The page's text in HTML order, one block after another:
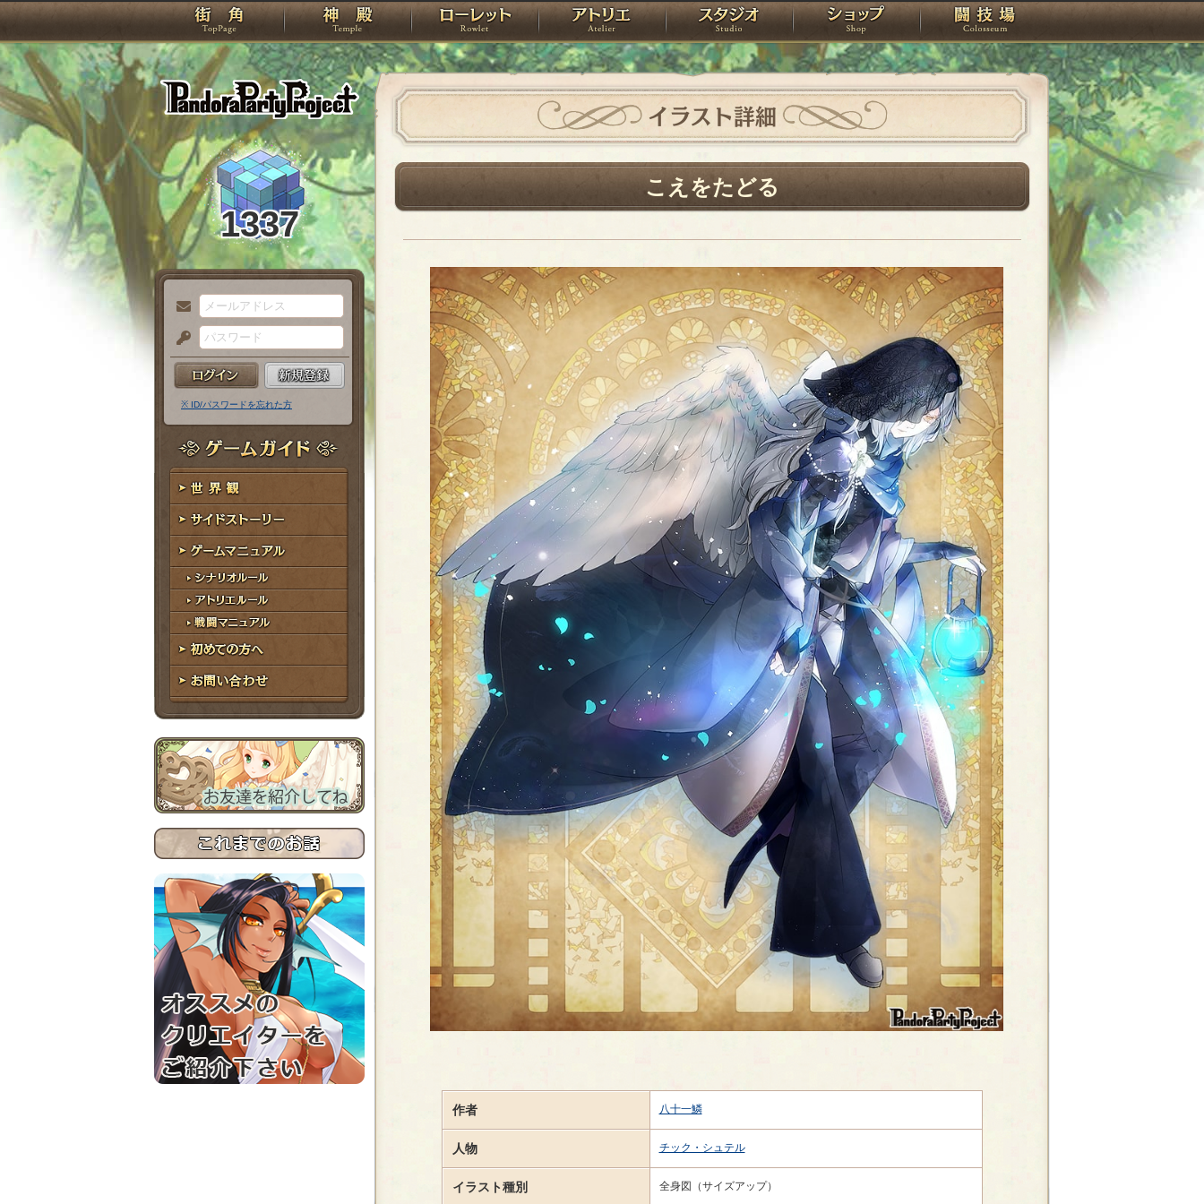
PandoraPartyProject
TOP 神殿 ローレット アトリエ スタジオ ショップ 闘技場
1337
メ
ー
ル
ア
ド
レ
ス
パ
ス
ー
ド
※ ID/パスワードを忘れた方
ゲームガイド
世界観
サイドストーリー
ゲームマニュアル
シナリオルール
アトリエルール
戦闘マニュアル
初めての方へ
お問い合わせ
イラスト詳細
こえをたどる
作者 八十一鱗
人物 チック・シュテル
イラスト種別 全身図（サイズアップ）